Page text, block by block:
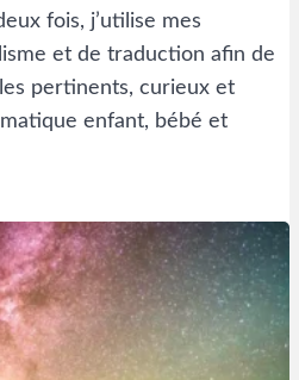
fois, j’utilise mes
et de traduction afin de
pertinents, curieux et
enfant, bébé et